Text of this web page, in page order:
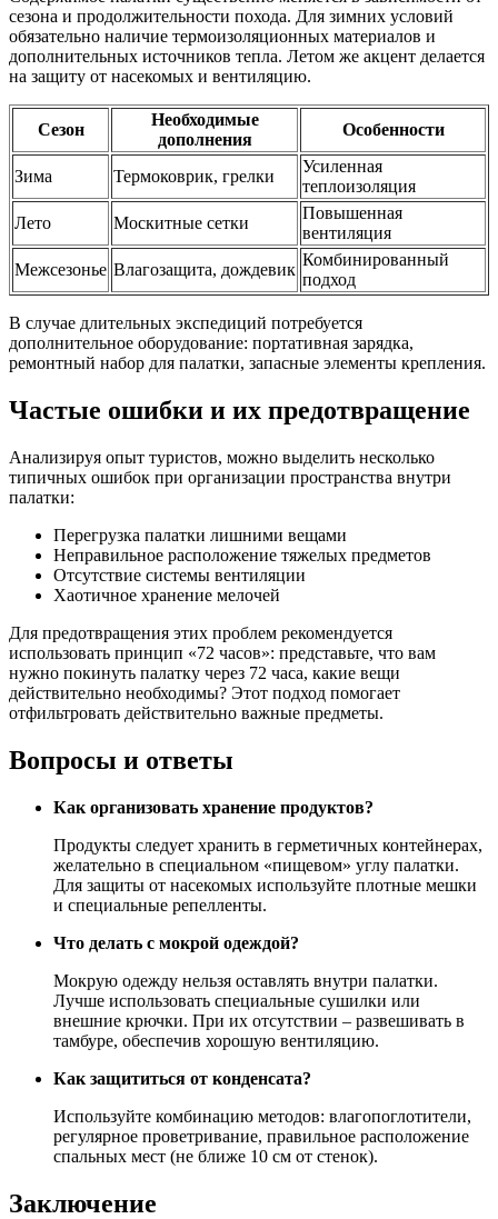
сезона и продолжительности похода. Для зимних условий
обязательно наличие термоизоляционных материалов и
дополнительных источников тепла. Летом же акцент делается
на защиту от насекомых и вентиляцию.
Сезон
Необходимые
дополнения
Особенности
Зима Термоковрик, грелки
Усиленная
теплоизоляция
Лето
Москитные сетки
Повышенная
вентиляция
Межсезонье Влагозащита, дождевик
Комбинированный
подход
В случае длительных экспедиций потребуется
дополнительное оборудование: портативная зарядка,
ремонтный набор для палатки, запасные элементы крепления.
Частые ошибки и их предотвращение
Анализируя опыт туристов, можно выделить несколько
типичных ошибок при организации пространства внутри
палатки:
Перегрузка палатки лишними вещами
Неправильное расположение тяжелых предметов
Отсутствие системы вентиляции
Хаотичное хранение мелочей
Для предотвращения этих проблем рекомендуется
использовать принцип «72 часов»: представьте, что вам
нужно покинуть палатку через 72 часа, какие вещи
действительно необходимы? Этот подход помогает
отфильтровать действительно важные предметы.
Вопросы и ответы
Как организовать хранение продуктов?
Продукты следует хранить в герметичных контейнерах,
желательно в специальном «пищевом» углу палатки.
Для защиты от насекомых используйте плотные мешки
и специальные репелленты.
Что делать с мокрой одеждой?
Мокрую одежду нельзя оставлять внутри палатки.
Лучше использовать специальные сушилки или
внешние крючки. При их отсутствии – развешивать в
тамбуре, обеспечив хорошую вентиляцию.
Как защититься от конденсата?
Используйте комбинацию методов: влагопоглотители,
регулярное проветривание, правильное расположение
спальных мест (не ближе 10 см от стенок).
Заключение